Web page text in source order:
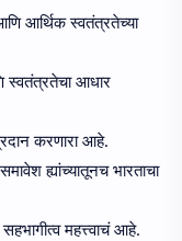
आणि आर्थिक स्वतंत्रतेच्या
स्वतंत्रतेचा आधार
करणारा आहे.
ह्यांच्यातूनच भारताचा
महत्त्वाचं आहे.